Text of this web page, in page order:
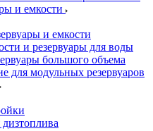
и емкости
и емкости
и резервуары для воды
большого объема
для модульных резервуаров